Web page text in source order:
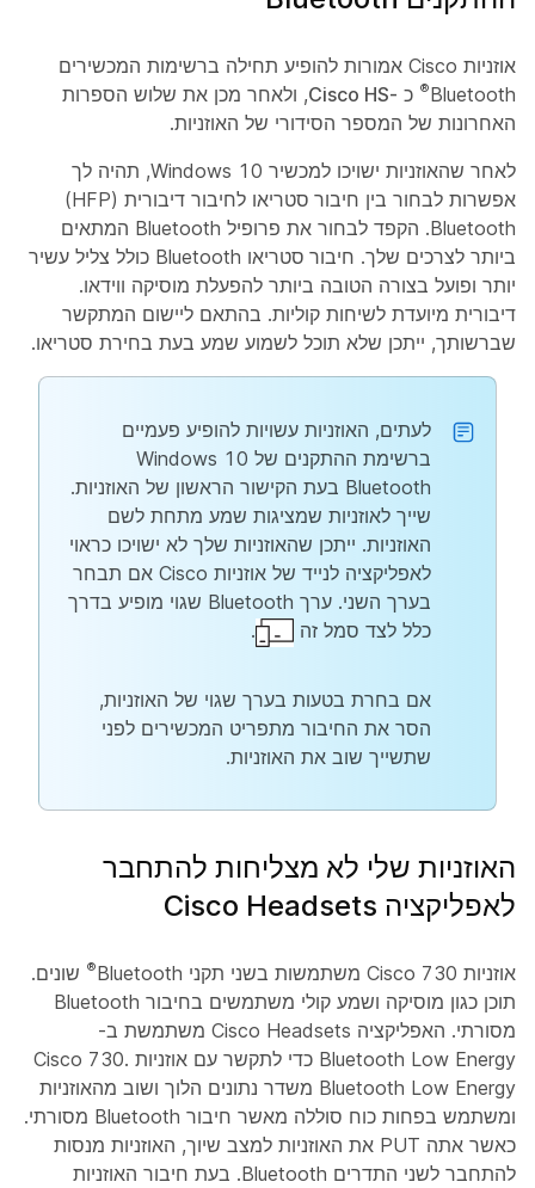
אוזניות Cisco אמורות להופיע תחילה ברשימות המכשירים
Bluetooth
® כ -Cisco HS
, ולאחר מכן את שלוש הספרות
האחרונות של המספר הסידורי של האוזניות.
לאחר שהאוזניות ישויכו למכשיר Windows 10, תהיה לך
אפשרות לבחור בין חיבור סטריאו לחיבור דיבורית
(HFP)
Bluetooth. הקפד לבחור את פרופיל Bluetooth המתאים
ביותר לצרכים שלך. חיבור סטריאו
Bluetooth כולל צליל עשיר
יותר ופועל בצורה הטובה ביותר להפעלת מוסיקה ווידאו.
דיבורית מיועדת לשיחות קוליות. בהתאם ליישום המתקשר
שברשותך, ייתכן שלא תוכל לשמוע שמע בעת בחירת סטריאו.
לעתים, האוזניות עשויות להופיע פעמיים
ברשימת ההתקנים של Windows 10
Bluetooth בעת הקישור הראשון של האוזניות.
שייך לאוזניות שמציגות שמע מתחת לשם
האוזניות. ייתכן שהאוזניות שלך לא ישויכו כראוי
לאפליקציה לנייד של אוזניות Cisco אם תבחר
בערך השני. ערך Bluetooth שגוי מופיע בדרך
כלל לצד סמל זה
.
אם בחרת בטעות בערך שגוי של האוזניות,
הסר את החיבור מתפריט המכשירים לפני
שתשייך שוב את האוזניות.
האוזניות שלי לא מצליחות להתחבר
לאפליקציה Cisco Headsets
אוזניות Cisco 730 משתמשות בשני תקני Bluetooth ® שונים.
תוכן כגון מוסיקה ושמע קולי משתמשים בחיבור Bluetooth
מסורתי. האפליקציה Cisco Headsets משתמשת ב-
Bluetooth Low Energy כדי לתקשר עם אוזניות Cisco 730.
Bluetooth Low Energy משדר נתונים הלוך ושוב מהאוזניות
ומשתמש בפחות כוח סוללה מאשר חיבור Bluetooth מסורתי.
כאשר אתה PUT את האוזניות למצב שיוך, האוזניות מנסות
להתחבר לשני התדרים Bluetooth. בעת חיבור האוזניות